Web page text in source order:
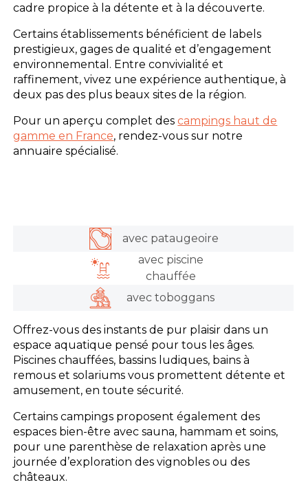
cadre propice à la détente et à la découverte.
Certains établissements bénéficient de labels
prestigieux, gages de qualité et d’engagement
environnemental. Entre convivialité et
raffinement, vivez une expérience authentique, à
deux pas des plus beaux sites de la région.
Pour un aperçu complet descampings haut de
gamme en France, rendez-vous sur notre
annuaire spécialisé.
avec pataugeoire
avec piscine
chauffée
avec toboggans
Offrez-vous des instants de pur plaisir dans un
espace aquatique pensé pour tous les âges.
Piscines chauffées, bassins ludiques, bains à
remous et solariums vous promettent détente et
amusement, en toute sécurité.
Certains campings proposent également des
espaces bien-être avec sauna, hammam et soins,
pour une parenthèse de relaxation après une
journée d’exploration des vignobles ou des
châteaux.